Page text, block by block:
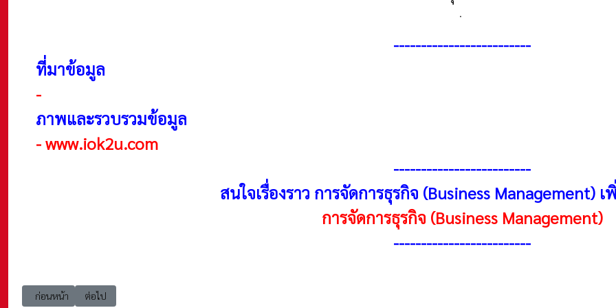
.
-------------------------
ที่มาข้อมูล
-
ภาพและรวบรวมข้อมูล
-www.iok2u.com
-------------------------
สนใจเรื่องราว การจัดการธุรกิจ (Business Management)
การจัดการธุรกิจ (Business Management)
-------------------------
เนื้อหาก่อนหน้า: BA Theory แนวคิดและทฤษฎี Peter Drucker's ทฤษฎีการบริหารจัดการของ Peter Drucker (Process of Management)
ก่อนหน้า เนื้อหาถัดไป: BA Theory แนวคิดและทฤษฎี Philip Kotler คำตอบ “Seven O”
ต่อไป